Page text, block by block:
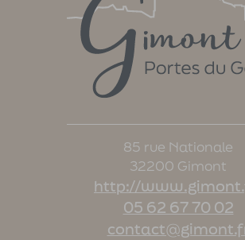
85 rue Nationale
32200 Gimont
http://
05 62 67 70 02